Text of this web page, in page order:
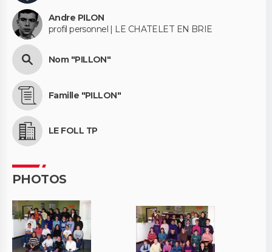
Andre PILON
profil personnel | LE CHATELET EN BRIE
Nom "PILLON"
Famille "PILLON"
LE FOLL TP
PHOTOS